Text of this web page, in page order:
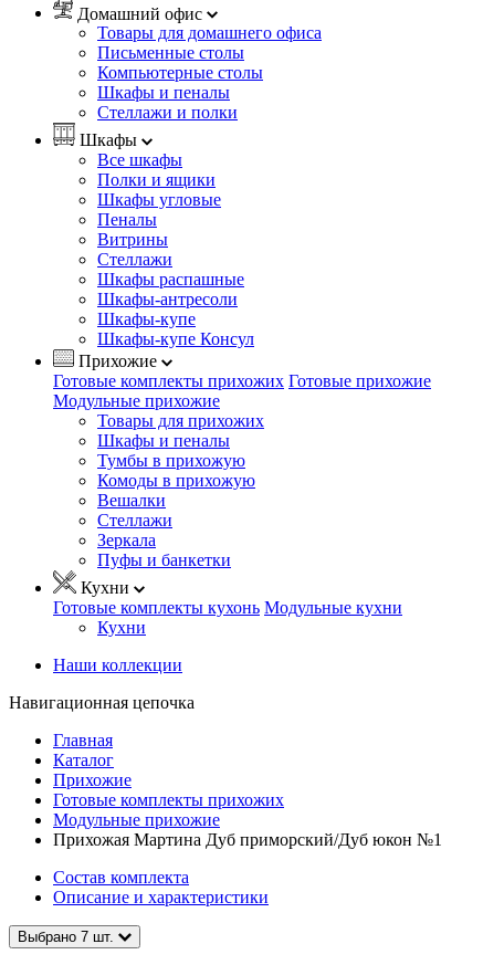
Домашний офис
Товары для домашнего офиса
Письменные столы
Компьютерные столы
Шкафы и пеналы
Стеллажи и полки
Шкафы
Все шкафы
Полки и ящики
Шкафы угловые
Пеналы
Витрины
Стеллажи
Шкафы распашные
Шкафы-антресоли
Шкафы-купе
Шкафы-купе Консул
Прихожие
Готовые комплекты прихожих Готовые прихожие
Модульные прихожие
Товары для прихожих
Шкафы и пеналы
Тумбы в прихожую
Комоды в прихожую
Вешалки
Стеллажи
Зеркала
Пуфы и банкетки
Кухни
Готовые комплекты кухонь Модульные кухни
Кухни
Наши коллекции
Навигационная цепочка
Главная
Каталог
Прихожие
Готовые комплекты прихожих
Модульные прихожие
Прихожая Мартина Дуб приморский/Дуб юкон №1
Состав комплекта
Описание и характеристики
Выбрано 7 шт.